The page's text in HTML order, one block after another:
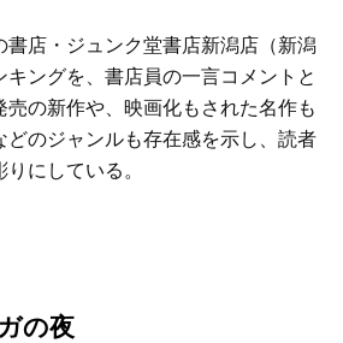
書店・ジュンク堂書店新潟店（新潟
ングを、書店員の一言コメントと
売の新作や、映画化もされた名作も
どのジャンルも存在感を示し、読者
にしている。
の夜